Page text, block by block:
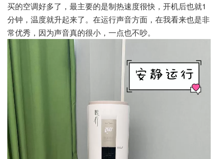
买的空调好多了，最主要的是制热速度很快，开机后也就1
分钟，温度就升起来了。在运行声音方面，在我看来也是非
常优秀，因为声音真的很小，一点也不吵。